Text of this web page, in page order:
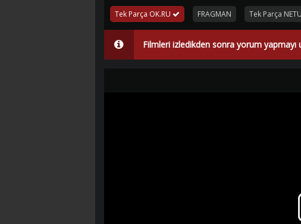
Tek Parça OK.RU FRAGMAN Tek Parça NETU
Filmleri izledikden sonra yorum yapmayı